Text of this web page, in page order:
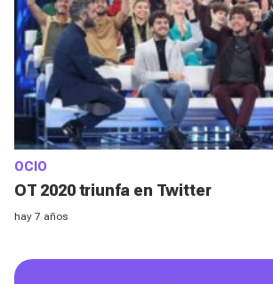
OCIO
OT 2020 triunfa en Twitter
hay 7 años